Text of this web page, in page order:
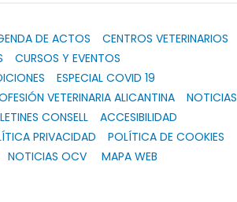
DE ACTOS
CENTROS VETERINARIOS
CURSOS Y EVENTOS
ESPECIAL COVID 19
VETERINARIA ALICANTINA
NOTICIAS
CONSELL
ACCESIBILIDAD
PRIVACIDAD
POLÍTICA DE COOKIES
NOTICIAS OCV MAPA WEB